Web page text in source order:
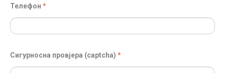
Телефон
Сигурносна провјера (captcha)